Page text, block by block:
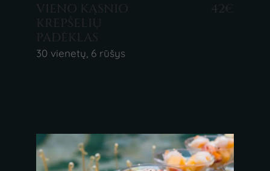
VIENO KĄSNIO
KREPŠELIŲ
PADĖKLAS
42€
30 vienetų, 6 rūšys